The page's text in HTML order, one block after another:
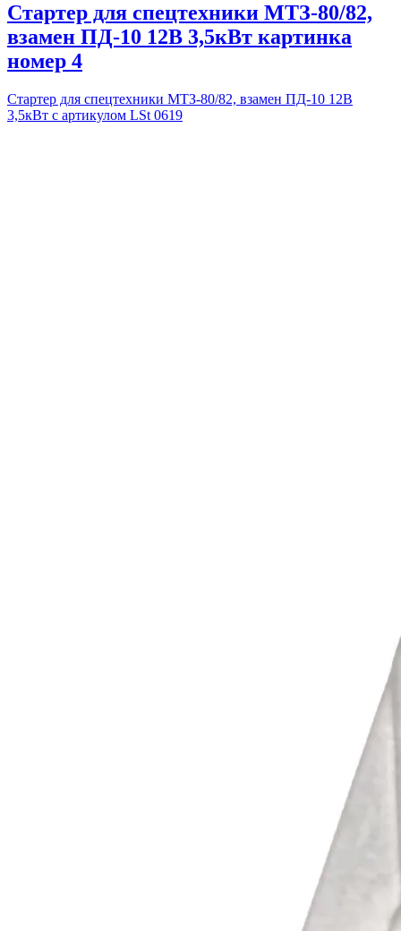
Стартер для спецтехники МТЗ-80/82,
взамен ПД-10 12В 3,5кВт картинка
номер 4
Стартер для спецтехники МТЗ-80/82, взамен ПД-10 12В
3,5кВт с артикулом LSt 0619